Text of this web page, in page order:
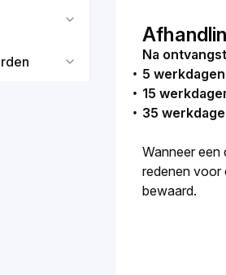
Na
5
15
35
Wanneer een
redenen voor
bewaard.